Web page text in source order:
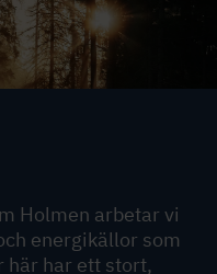
Holmen arbetar vi
energikällor som
här har ett stort,